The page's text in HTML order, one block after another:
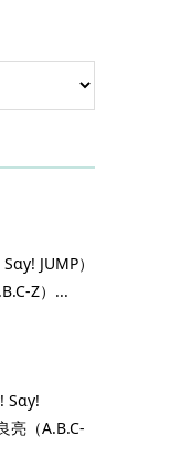
JUMP）
Z）...
Sɑy!
亮（A.B.C-